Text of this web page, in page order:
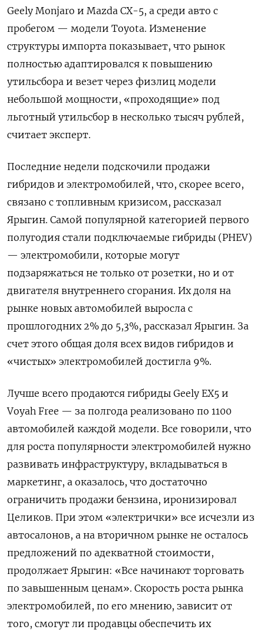
Geely Monjaro и Mazda CX-5, а среди авто с
пробегом — модели Toyota. Изменение
структуры импорта показывает, что рынок
полностью адаптировался к повышению
утильсбора и везет через физлиц модели
небольшой мощности, «проходящие» под
льготный утильсбор в несколько тысяч рублей,
считает эксперт.
Последние недели подскочили продажи
гибридов и электромобилей, что, скорее всего,
связано с топливным кризисом, рассказал
Ярыгин. Самой популярной категорией первого
полугодия стали подключаемые гибриды (PHEV)
— электромобили, которые могут
подзаряжаться не только от розетки, но и от
двигателя внутреннего сгорания. Их доля на
рынке новых автомобилей выросла с
прошлогодних 2% до 5,3%, рассказал Ярыгин. За
счет этого общая доля всех видов гибридов и
«чистых» электромобилей достигла 9%.
Лучше всего продаются гибриды Geely EX5 и
Voyah Free — за полгода реализовано по 1100
автомобилей каждой модели. Все говорили, что
для роста популярности электромобилей нужно
развивать инфраструктуру, вкладываться в
маркетинг, а оказалось, что достаточно
ограничить продажи бензина, иронизировал
Целиков. При этом «электрички» все исчезли из
автосалонов, а на вторичном рынке не осталось
предложений по адекватной стоимости,
продолжает Ярыгин: «Все начинают торговать
по завышенным ценам». Скорость роста рынка
электромобилей, по его мнению, зависит от
того, смогут ли продавцы обеспечить их